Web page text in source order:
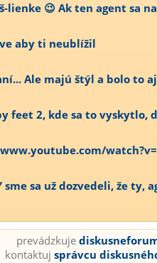
😉 Ak ten agent sa
aby ti neublížil
Ale majú štýl a bolo to
feet 2, kde sa to vyskytlo,
sa už dozvedeli, že ty,
prevádzkuje
kontaktuj správcu